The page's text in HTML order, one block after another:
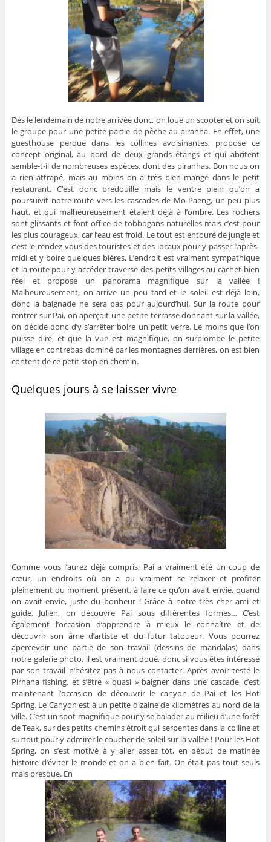
Dès le lendemain de notre arrivée donc, on loue un scooter et on suit
le groupe pour une petite partie de pêche au piranha. En effet, une
guesthouse perdue dans les collines avoisinantes, propose ce
concept original, au bord de deux grands étangs et qui abritent
semble-t-il de nombreuses espèces, dont des piranhas. Bon nous on
a rien attrapé, mais au moins on a très bien mangé dans le petit
restaurant. C’est donc bredouille mais le ventre plein qu’on a
poursuivit notre route vers les cascades de Mo Paeng, un peu plus
haut, et qui malheureusement étaient déjà à l’ombre. Les rochers
sont glissants et font office de tobbogans naturelles mais c’est pour
les plus courageux, car l’eau est froid. Le tout est entouré de jungle et
c’est le rendez-vous des touristes et des locaux pour y passer l’après-
midi et y boire quelques bières. L’endroit est vraiment sympathique
et la route pour y accéder traverse des petits villages au cachet bien
réel et propose un panorama magnifique sur la vallée !
Malheureusement, on arrive un peu tard et le soleil est déjà loin,
donc la baignade ne sera pas pour aujourd’hui. Sur la route pour
rentrer sur Pai, on aperçoit une petite terrasse donnant sur la vallée,
on décide donc d’y s’arrêter boire un petit verre. Le moins que l’on
puisse dire, et que la vue est magnifique, on surplombe le petite
village en contrebas dominé par les montagnes derrières, on est bien
content de ce petit stop en chemin.
Quelques jours à se laisser vivre
Comme vous l’aurez déjà compris, Pai a vraiment été un coup de
cœur, un endroits où on a pu vraiment se relaxer et profiter
pleinement du moment présent, à faire ce qu’on avait envie, quand
on avait envie, juste du bonheur ! Grâce à notre très cher ami et
guide, Julien, on découvre Pai sous différentes formes… C’est
également l’occasion d’apprendre à mieux le connaître et de
découvrir son âme d’artiste et du futur tatoueur. Vous pourrez
apercevoir une partie de son travail (dessins de mandalas) dans
notre galerie photo, il est vraiment doué, donc si vous êtes intéressé
par son travail n’hésitez pas à nous contacter. Après avoir testé le
Pirhana fishing, et s’être « quasi » baigner dans une cascade, c’est
maintenant l’occasion de découvrir le canyon de Pai et les Hot
Spring. Le Canyon est à un petite dizaine de kilomètres au nord de la
ville. C’est un spot magnifique pour y se balader au milieu d’une forêt
de Teak, sur des petits chemins étroit qui serpentes dans la colline et
surtout pour y admirer le coucher de soleil sur la vallée ! Pour les Hot
Spring, on s’est motivé à y aller assez tôt, en début de matinée
histoire d’éviter le monde et on a bien fait. On était pas tout seuls
mais presque. En